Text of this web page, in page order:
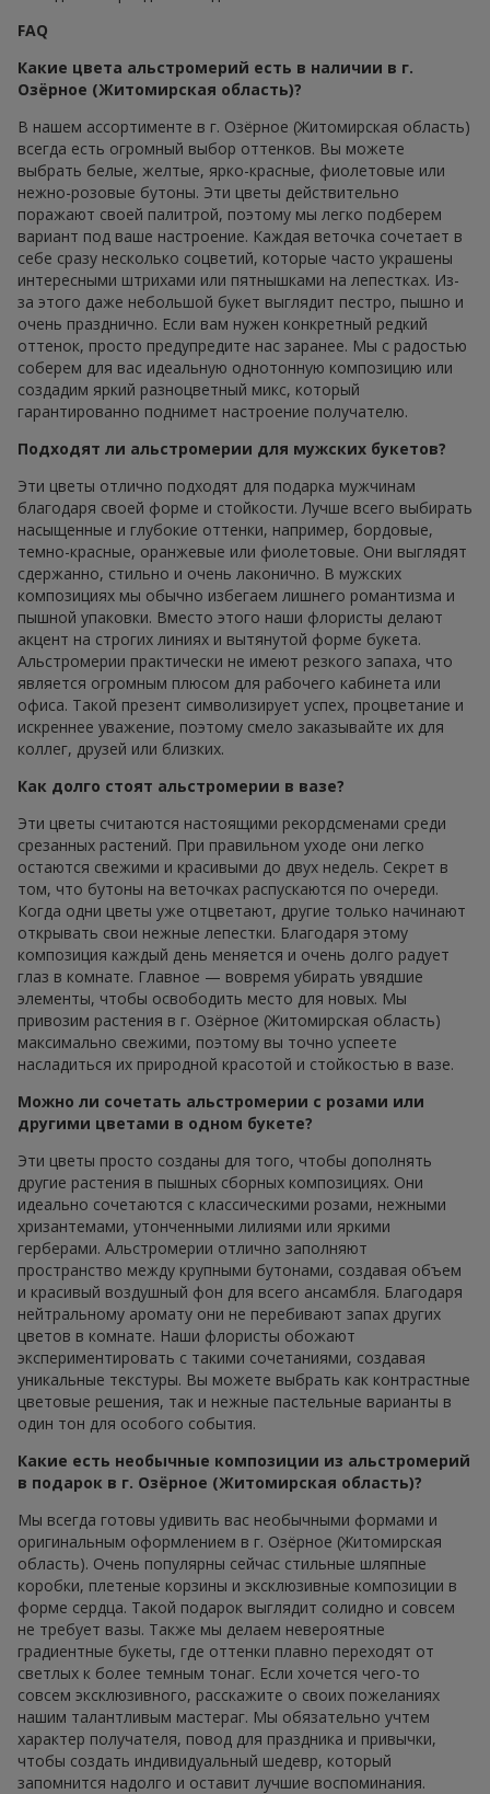
FAQ
Какие цвета альстромерий есть в наличии в г.
Озёрное (Житомирская область)?
В нашем ассортименте в г. Озёрное (Житомирская область)
всегда есть огромный выбор оттенков. Вы можете
выбрать белые, желтые, ярко-красные, фиолетовые или
нежно-розовые бутоны. Эти цветы действительно
поражают своей палитрой, поэтому мы легко подберем
вариант под ваше настроение. Каждая веточка сочетает в
себе сразу несколько соцветий, которые часто украшены
интересными штрихами или пятнышками на лепестках. Из-
за этого даже небольшой букет выглядит пестро, пышно и
очень празднично. Если вам нужен конкретный редкий
оттенок, просто предупредите нас заранее. Мы с радостью
соберем для вас идеальную однотонную композицию или
создадим яркий разноцветный микс, который
гарантированно поднимет настроение получателю.
Подходят ли альстромерии для мужских букетов?
Эти цветы отлично подходят для подарка мужчинам
благодаря своей форме и стойкости. Лучше всего выбирать
насыщенные и глубокие оттенки, например, бордовые,
темно-красные, оранжевые или фиолетовые. Они выглядят
сдержанно, стильно и очень лаконично. В мужских
композициях мы обычно избегаем лишнего романтизма и
пышной упаковки. Вместо этого наши флористы делают
акцент на строгих линиях и вытянутой форме букета.
Альстромерии практически не имеют резкого запаха, что
является огромным плюсом для рабочего кабинета или
офиса. Такой презент символизирует успех, процветание и
искреннее уважение, поэтому смело заказывайте их для
коллег, друзей или близких.
Как долго стоят альстромерии в вазе?
Эти цветы считаются настоящими рекордсменами среди
срезанных растений. При правильном уходе они легко
остаются свежими и красивыми до двух недель. Секрет в
том, что бутоны на веточках распускаются по очереди.
Когда одни цветы уже отцветают, другие только начинают
открывать свои нежные лепестки. Благодаря этому
композиция каждый день меняется и очень долго радует
глаз в комнате. Главное — вовремя убирать увядшие
элементы, чтобы освободить место для новых. Мы
привозим растения в г. Озёрное (Житомирская область)
максимально свежими, поэтому вы точно успеете
насладиться их природной красотой и стойкостью в вазе.
Можно ли сочетать альстромерии с розами или
другими цветами в одном букете?
Эти цветы просто созданы для того, чтобы дополнять
другие растения в пышных сборных композициях. Они
идеально сочетаются с классическими розами, нежными
хризантемами, утонченными лилиями или яркими
герберами. Альстромерии отлично заполняют
пространство между крупными бутонами, создавая объем
и красивый воздушный фон для всего ансамбля. Благодаря
нейтральному аромату они не перебивают запах других
цветов в комнате. Наши флористы обожают
экспериментировать с такими сочетаниями, создавая
уникальные текстуры. Вы можете выбрать как контрастные
цветовые решения, так и нежные пастельные варианты в
один тон для особого события.
Какие есть необычные композиции из альстромерий
в подарок в г. Озёрное (Житомирская область)?
Мы всегда готовы удивить вас необычными формами и
оригинальным оформлением в г. Озёрное (Житомирская
область). Очень популярны сейчас стильные шляпные
коробки, плетеные корзины и эксклюзивные композиции в
форме сердца. Такой подарок выглядит солидно и совсем
не требует вазы. Также мы делаем невероятные
градиентные букеты, где оттенки плавно переходят от
светлых к более темным тонаг. Если хочется чего-то
совсем эксклюзивного, расскажите о своих пожеланиях
нашим талантливым мастераг. Мы обязательно учтем
характер получателя, повод для праздника и привычки,
чтобы создать индивидуальный шедевр, который
запомнится надолго и оставит лучшие воспоминания.